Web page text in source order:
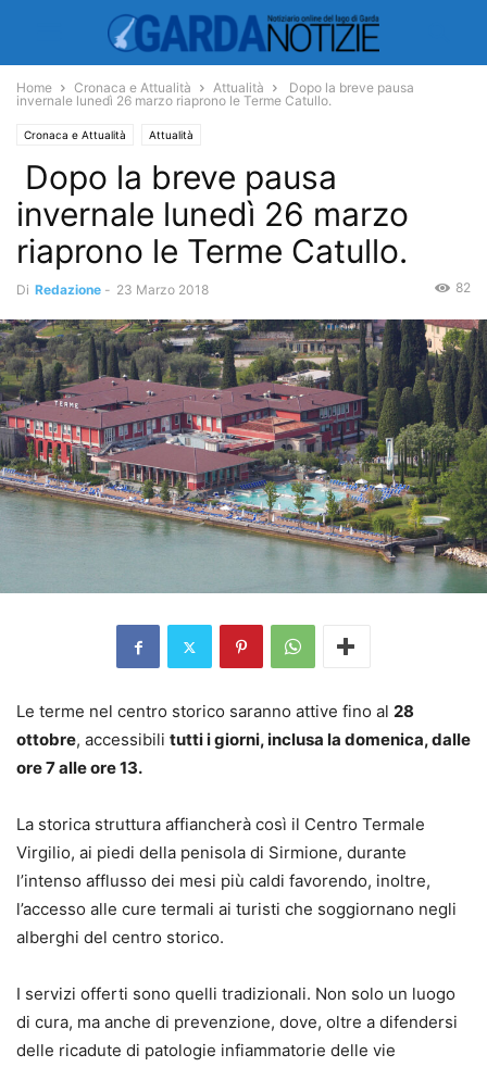
Home Cronaca e Attualità Attualità
Dopo la breve pausa
invernale lunedì 26 marzo riaprono le Terme Catullo.
Cronaca e Attualità Attualità
Dopo la breve pausa
invernale lunedì 26 marzo
riaprono le Terme Catullo.
Di Redazione - 23 Marzo 2018 82
Le terme nel centro storico saranno attive fino al 28
ottobre, accessibili tutti i giorni, inclusa la domenica, dalle
ore 7 alle ore 13.
La storica struttura affiancherà così il Centro Termale
Virgilio, ai piedi della penisola di Sirmione, durante
l’intenso afflusso dei mesi più caldi favorendo, inoltre,
l’accesso alle cure termali ai turisti che soggiornano negli
alberghi del centro storico.
I servizi offerti sono quelli tradizionali. Non solo un luogo
di cura, ma anche di prevenzione, dove, oltre a difendersi
delle ricadute di patologie infiammatorie delle vie